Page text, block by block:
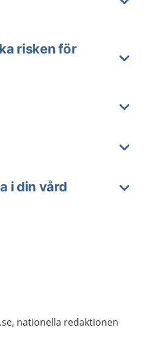
risken för
i din vård
nationella redaktionen